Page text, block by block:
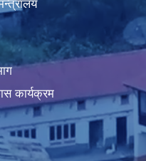
कार्यक्रम